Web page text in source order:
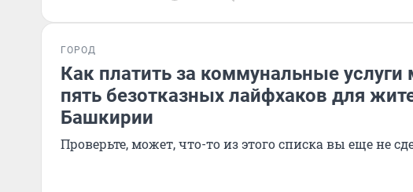
ГОРОД
Как платить за коммунальные
пять безотказных лайфхаков для
Башкирии
Проверьте, может, что-то из этого списка вы еще не